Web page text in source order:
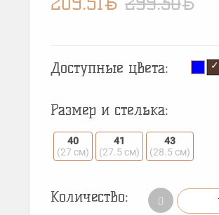
Доступные цвета:
Размер и стелька:
40
(27 см)
41
(27.5 см)
43
(28.5 см)
Количество: